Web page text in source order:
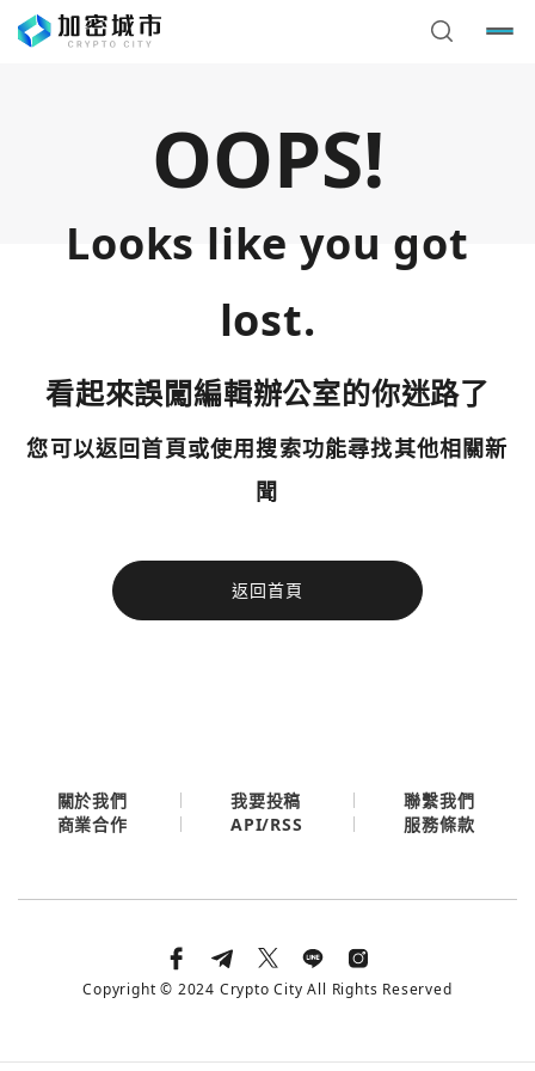
OOPS!
Looks like you got
lost.
看起來誤闖編輯辦公室的你迷路了
您可以返回首頁或使用搜索功能尋找其他相關新
聞
返回首頁
今日熱門
使用以下帳號繼續
您已閒置5分鐘，請點擊關閉按鈕或空白處，即可回到加密
今日熱門
關於我們 我要投稿
聯繫我們
商業合作
API/RSS 服務條款
Copyright © 2024 Crypto City All Rights Reserved